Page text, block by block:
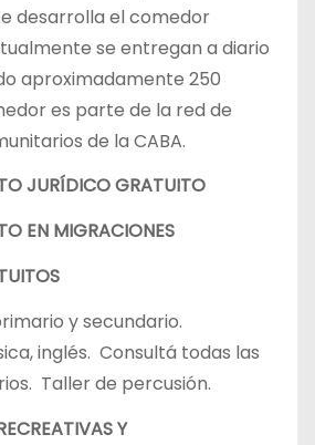
desarrolla el comedor
se entregan a diario
aproximadamente 250
es parte de la red de
de la CABA.
JURÍDICO GRATUITO
EN MIGRACIONES
y secundario.
inglés. Consultá todas las
Taller de percusión.
Y